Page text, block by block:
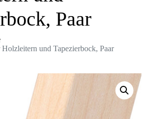
Paar
und Tapezierbock, Paar